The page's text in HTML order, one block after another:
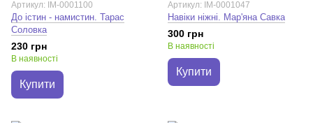
Артикул: IM-0001100
До істин - намистин. Тарас
Соловка
230 грн
В наявності
Купити
Артикул: IM-0001047
Навіки ніжні. Мар'яна Савка
300 грн
В наявності
Купити